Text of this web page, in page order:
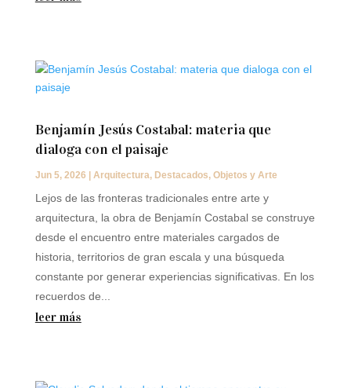
Benjamín Jesús Costabal: materia que
dialoga con el paisaje
Jun 5, 2026 Arquitectura, Destacados, Objetos y Arte
Lejos de las fronteras tradicionales entre arte y
arquitectura, la obra de Benjamín Costabal se construye
desde el encuentro entre materiales cargados de
historia, territorios de gran escala y una búsqueda
constante por generar experiencias significativas. En los
recuerdos de...
leer más